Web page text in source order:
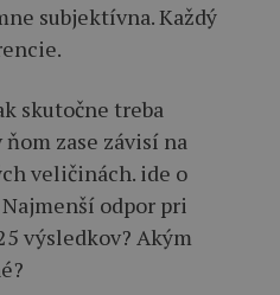
subjektívna. Každý
skutočne treba
zase závisí na
veličinách. ide o
odpor pri
výsledkov? Akým